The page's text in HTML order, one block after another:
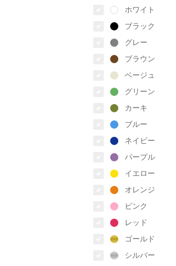
ホワイト
ブラック
グレー
ブラウン
ベージュ
グリーン
カーキ
ブルー
ネイビー
パープル
イエロー
オレンジ
ピンク
レッド
ゴールド
シルバー